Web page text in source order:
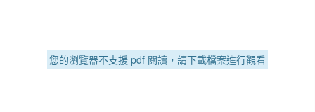
您的瀏覽器不支援 pdf 閱讀，請下載檔案進行觀看